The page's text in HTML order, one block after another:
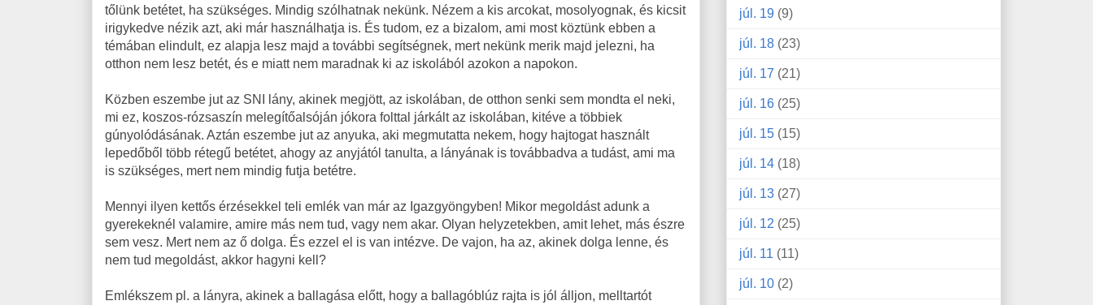
tőlünk betétet, ha szükséges. Mindig szólhatnak nekünk. Nézem a kis arcokat, mosolyognak, és kicsit
irigykedve nézik azt, aki már használhatja is. És tudom, ez a bizalom, ami most köztünk ebben a
témában elindult, ez alapja lesz majd a további segítségnek, mert nekünk merik majd jelezni, ha
otthon nem lesz betét, és e miatt nem maradnak ki az iskolából azokon a napokon.
Közben eszembe jut az SNI lány, akinek megjött, az iskolában, de otthon senki sem mondta el neki,
mi ez, koszos-rózsaszín melegítőalsóján jókora folttal járkált az iskolában, kitéve a többiek
gúnyolódásának. Aztán eszembe jut az anyuka, aki megmutatta nekem, hogy hajtogat használt
lepedőből több rétegű betétet, ahogy az anyjától tanulta, a lányának is továbbadva a tudást, ami ma
is szükséges, mert nem mindig futja betétre.
Mennyi ilyen kettős érzésekkel teli emlék van már az Igazgyöngyben! Mikor megoldást adunk a
gyerekeknél valamire, amire más nem tud, vagy nem akar. Olyan helyzetekben, amit lehet, más észre
sem vesz. Mert nem az ő dolga. És ezzel el is van intézve. De vajon, ha az, akinek dolga lenne, és
nem tud megoldást, akkor hagyni kell?
Emlékszem pl. a lányra, akinek a ballagása előtt, hogy a ballagóblúz rajta is jól álljon, melltartót
júl. 19 (9)
júl. 18 (23)
júl. 17 (21)
júl. 16 (25)
júl. 15 (15)
júl. 14 (18)
júl. 13 (27)
júl. 12 (25)
júl. 11 (11)
júl. 10 (2)